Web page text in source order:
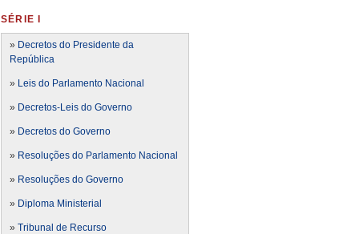
SÉRIE I
» Decretos do Presidente da
República
» Leis do Parlamento Nacional
» Decretos-Leis do Governo
» Decretos do Governo
» Resoluções do Parlamento Nacional
» Resoluções do Governo
» Diploma Ministerial
» Tribunal de Recurso